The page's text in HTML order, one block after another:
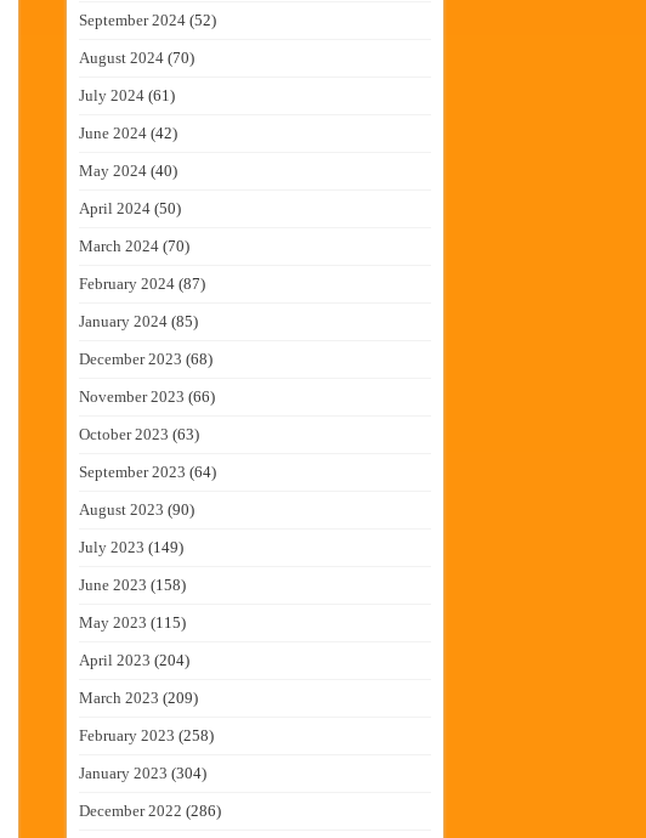
September 2024 (52)
August 2024 (70)
July 2024 (61)
June 2024 (42)
May 2024 (40)
April 2024 (50)
March 2024 (70)
February 2024 (87)
January 2024 (85)
December 2023 (68)
November 2023 (66)
October 2023 (63)
September 2023 (64)
August 2023 (90)
July 2023 (149)
June 2023 (158)
May 2023 (115)
April 2023 (204)
March 2023 (209)
February 2023 (258)
January 2023 (304)
December 2022 (286)